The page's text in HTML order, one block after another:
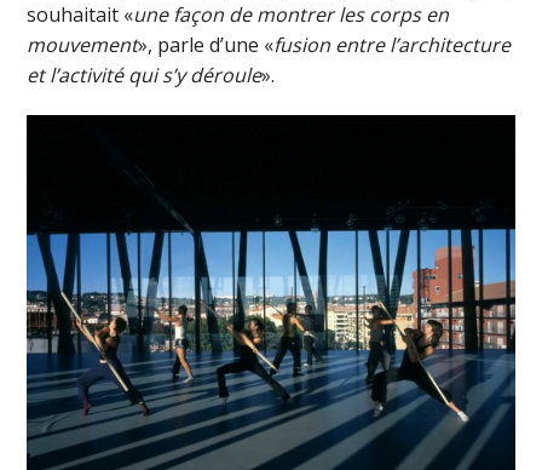
souhaitait «une façon de montrer les corps en
mouvement», parle d’une «fusion entre l’architecture
et l’activité qui s’y déroule».